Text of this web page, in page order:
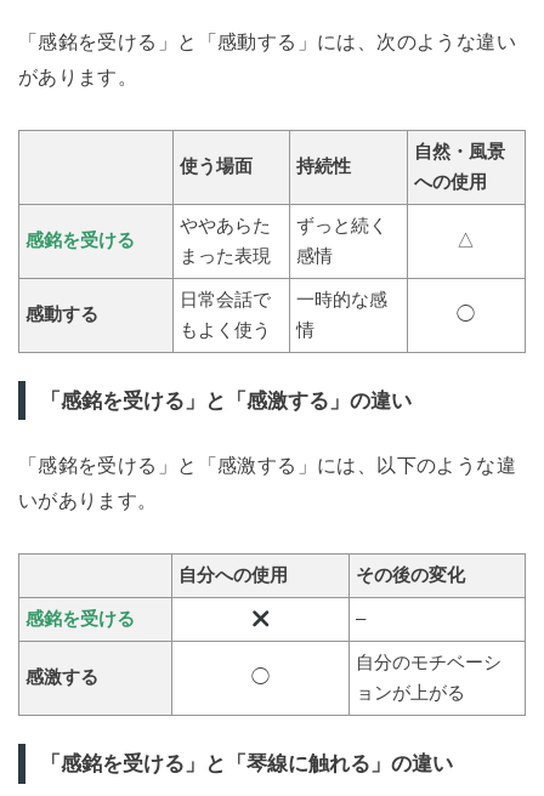
「感銘を受ける」と「感動する」には、次のような違い
があります。
使う場面 持続性
自然・風景
への使用
感銘を受ける
ややあらた
まった表現
ずっと続く
感情
△
感動する
日常会話で
もよく使う
一時的な感
情
◯
「感銘を受ける」と「感激する」の違い
「感銘を受ける」と「感激する」には、以下のような違
いがあります。
自分への使用 その後の変化
感銘を受ける –
感激する ◯
自分のモチベーシ
ョンが上がる
「感銘を受ける」と「琴線に触れる」の違い